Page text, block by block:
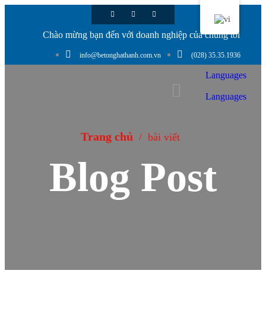
Chào mừng bạn đến với doanh nghiệp của chúng tôi
info@betonghathanh.com.vn (028) 35.35.1936
Languages
Languages
Trang chủ / bài viết
Blog Post